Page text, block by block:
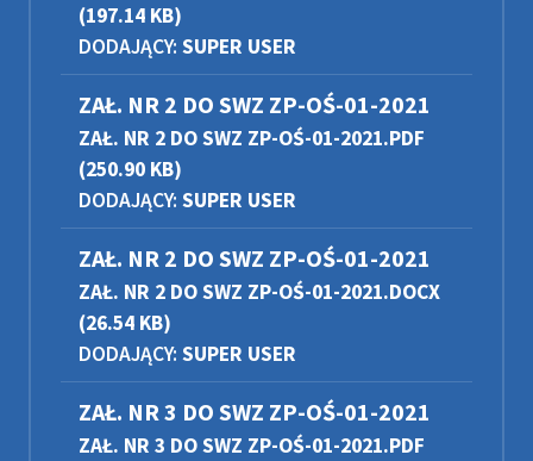
(197.14 KB)
DODAJĄCY: SUPER USER
ZAŁ. NR 2 DO SWZ ZP-OŚ-01-2021
ZAŁ. NR 2 DO SWZ ZP-OŚ-01-2021.PDF
(250.90 KB)
DODAJĄCY: SUPER USER
ZAŁ. NR 2 DO SWZ ZP-OŚ-01-2021
ZAŁ. NR 2 DO SWZ ZP-OŚ-01-2021.DOCX
(26.54 KB)
DODAJĄCY: SUPER USER
ZAŁ. NR 3 DO SWZ ZP-OŚ-01-2021
ZAŁ. NR 3 DO SWZ ZP-OŚ-01-2021.PDF